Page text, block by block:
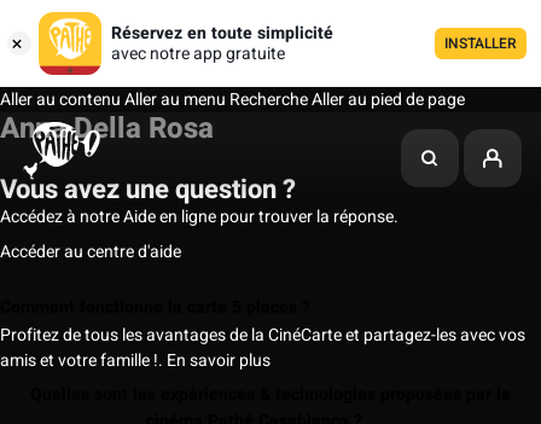
Réservez en toute simplicité
avec notre app gratuite
INSTALLER
Aller au contenuAller au menu RechercheAller au pied de page
Anna Della Rosa
Vous avez une question ?
Accédez à notre Aide en ligne pour trouver la réponse.
Accéder au centre d'aide
Profitez de tous les avantages de la CinéCarte et partagez-les avec vos
amis et votre famille !. En savoir plus